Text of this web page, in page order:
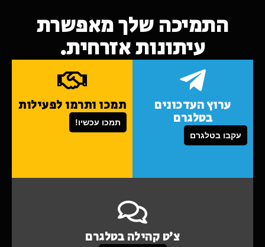
התמיכה שלך מאפשרת
עיתונות אזרחית.
ערוץ העדכונים
בטלגרם
עקבו בטלגרם
תמכו ותרמו לפעילות
תמכו עכשיו!
צ'ט קהילה בטלגרם